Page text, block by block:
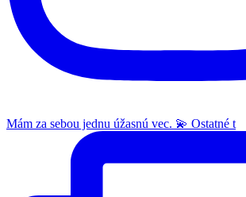
Mám za sebou jednu úžasnú vec. 💫 Ostatné t